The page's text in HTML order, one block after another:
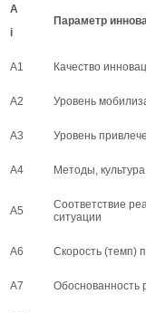
А
i
Параметр
А1 Качество
А2 Уровень
А3 Уровень
А4 Методы,
А5
Соответствие
ситуации
А6 Скорость (темп)
А7 Обоснованность